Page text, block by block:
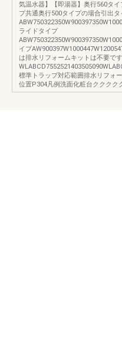
気温水器】【即湯器】奥行560タ
プ共通奥行500タイプの場合引出タ
ライドタイプ
イプ
は排水リフォームキットは不要です
標準トラップ対応範囲排水リフォ
位置P304凡例洗面化粧台クククク